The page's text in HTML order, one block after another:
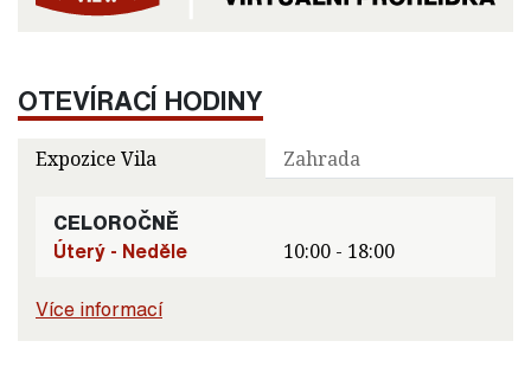
OTEVÍRACÍ HODINY
Expozice Vila Zahrada
CELOROČNĚ
Úterý - Neděle
10:00 - 18:00
Více informací